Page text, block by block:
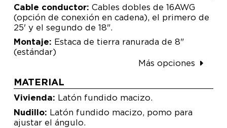
Cable conductor: Cables dobles de 16AWG
(opción de conexión en cadena), el primero de
25' y el segundo de 18".
Montaje: Estaca de tierra ranurada de 8"
(estándar)
Más opciones
MATERIAL
Vivienda: Latón fundido macizo.
Nudillo: Latón fundido macizo, pomo para
ajustar el ángulo.